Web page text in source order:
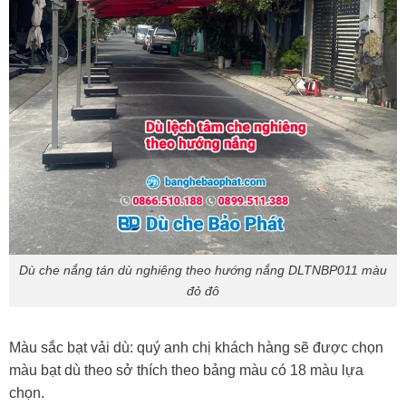
Dù che nắng tán dù nghiêng theo hướng nắng DLTNBP011 màu
đỏ đô
Màu sắc bạt vải dù: quý anh chị khách hàng sẽ được chọn
màu bạt dù theo sở thích theo bảng màu có 18 màu lựa
chọn.